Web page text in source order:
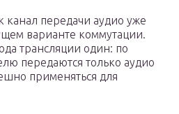
канал передачи аудио уже
варианте коммутации.
трансляции один: по
передаются только аудио
применяться для